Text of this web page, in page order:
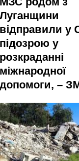
Луганщини
відправили у
підозрою у
розкраданні
міжнародної
допомоги, –